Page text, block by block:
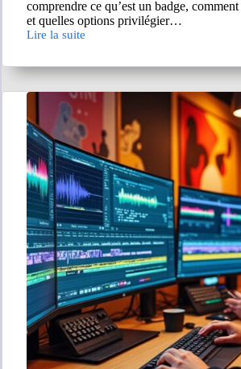
comprendre ce qu’est un badge,
et quelles options privilégier…
Lire la suite
Badge
choisir
utiliser
efficacement
vos
badges
de
contrôle
d’accès